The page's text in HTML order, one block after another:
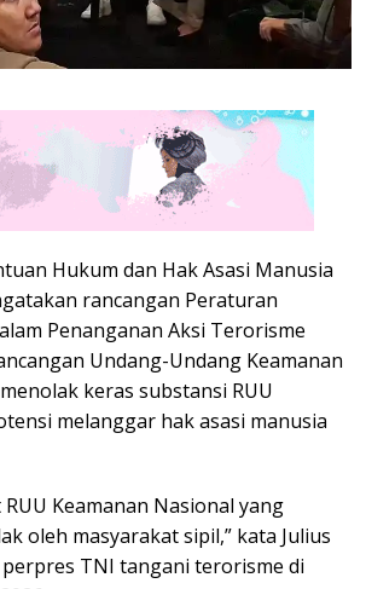
Hukum dan Hak Asasi Manusia
rancangan Peraturan
Penanganan Aksi Terorisme
Undang-Undang Keamanan
keras substansi RUU
melanggar hak asasi manusia
Keamanan Nasional yang
oleh masyarakat sipil,” kata Julius
TNI tangani terorisme di